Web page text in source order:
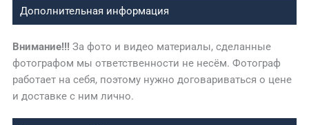
Дополнительная информация
Внимание!!! За фото и видео материалы, сделанные
фотографом мы ответственности не несём. Фотограф
работает на себя, поэтому нужно договариваться о цене
и доставке с ним лично.